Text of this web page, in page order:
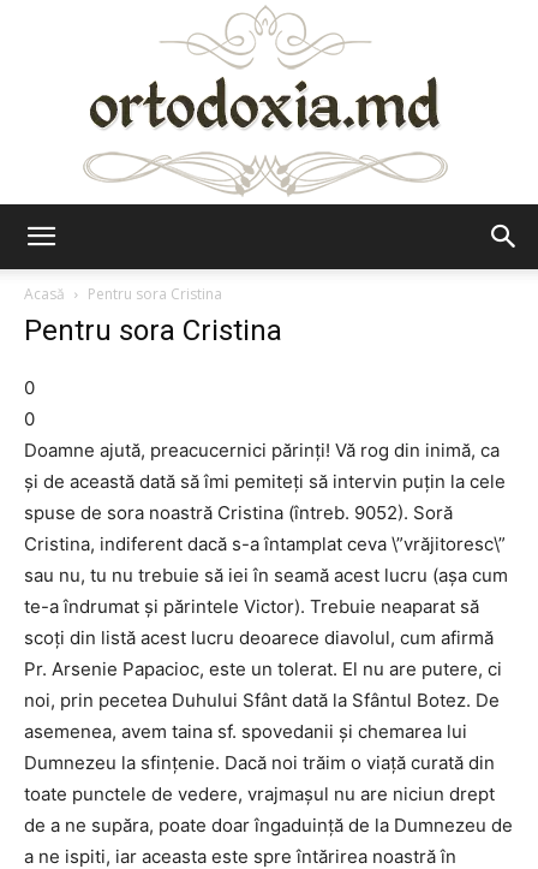
Acasă
Pentru sora Cristina
Pentru sora Cristina
0
0
Doamne ajută, preacucernici părinţi! Vă rog din inimă, ca
şi de această dată să îmi pemiteţi să intervin puţin la cele
spuse de sora noastră Cristina (întreb. 9052). Soră
Cristina, indiferent dacă s-a întamplat ceva \”vrăjitoresc\”
sau nu, tu nu trebuie să iei în seamă acest lucru (aşa cum
te-a îndrumat şi părintele Victor). Trebuie neaparat să
scoţi din listă acest lucru deoarece diavolul, cum afirmă
Pr. Arsenie Papacioc, este un tolerat. El nu are putere, ci
noi, prin pecetea Duhului Sfânt dată la Sfântul Botez. De
asemenea, avem taina sf. spovedanii şi chemarea lui
Dumnezeu la sfinţenie. Dacă noi trăim o viaţă curată din
toate punctele de vedere, vrajmaşul nu are niciun drept
de a ne supăra, poate doar îngaduinţă de la Dumnezeu de
a ne ispiti, iar aceasta este spre întărirea noastră în